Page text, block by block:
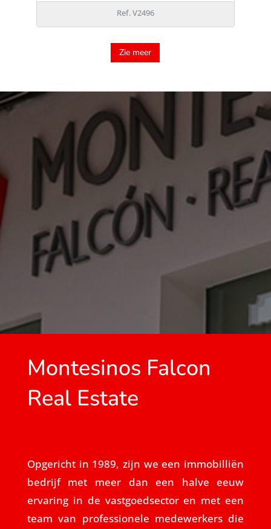
Ref. V2496
Zie meer
Montesinos Falcon
Real Estate
Opgericht in 1989, zijn we een immobilliën
bedrijf met meer dan een halve eeuw
ervaring in de vastgoedsector en met een
team van professionele medewerkers die